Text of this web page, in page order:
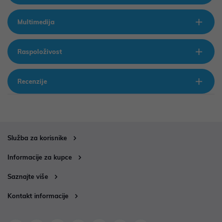
Multimedija
Raspoloživost
Recenzije
Služba za korisnike
Informacije za kupce
Saznajte više
Kontakt informacije